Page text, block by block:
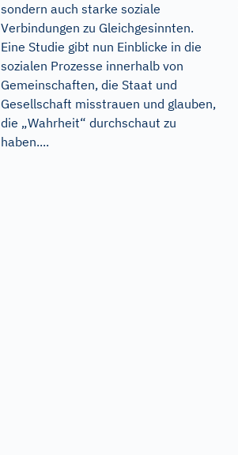
sondern auch starke soziale
Verbindungen zu Gleichgesinnten.
Eine Studie gibt nun Einblicke in die
sozialen Prozesse innerhalb von
Gemeinschaften, die Staat und
Gesellschaft misstrauen und glauben,
die „Wahrheit“ durchschaut zu
haben....